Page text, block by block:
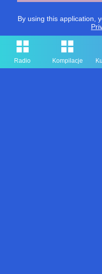
By using this application,
Radio Kompilacje